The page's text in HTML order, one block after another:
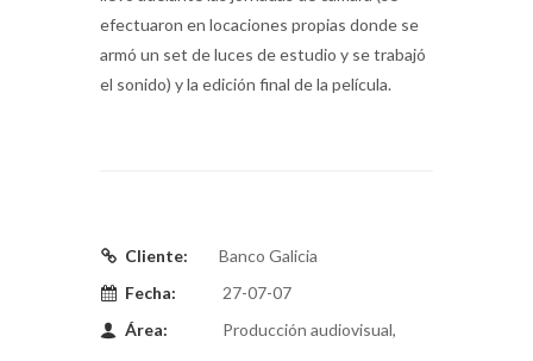
efectuaron en locaciones propias donde se
armó un set de luces de estudio y se trabajó
el sonido) y la edición final de la película.
Cliente:
Banco Galicia
Fecha:
27-07-07
Área:
Producción audiovisual,